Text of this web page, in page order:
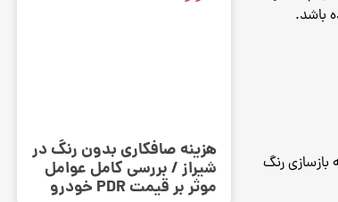
باشد.
رنگ
هزینه صافکاری بدون رنگ در
شیراز / بررسی کامل عوامل
موثر بر قیمت PDR خودرو